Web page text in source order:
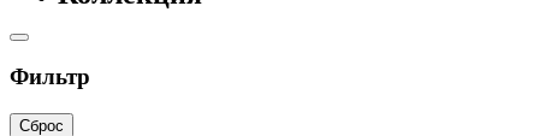
Фильтр
Сброс